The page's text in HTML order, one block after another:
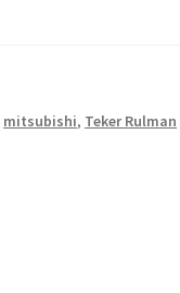
mitsubishi, Teker Rulman